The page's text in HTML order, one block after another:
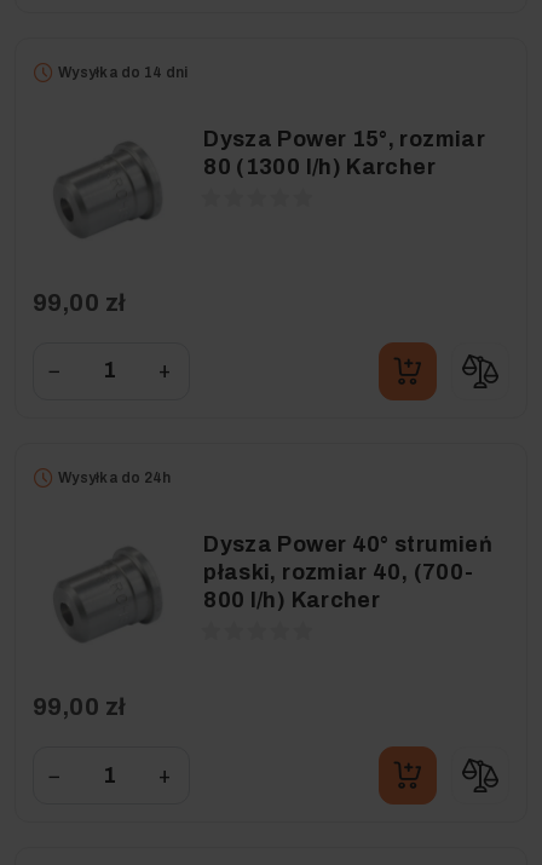
Wysyłka do 14 dni
Dysza Power 15°, rozmiar
80 (1300 l/h) Karcher
99,00 zł
− +
Wysyłka do 24h
Dysza Power 40° strumień
płaski, rozmiar 40, (700-
800 l/h) Karcher
99,00 zł
− +